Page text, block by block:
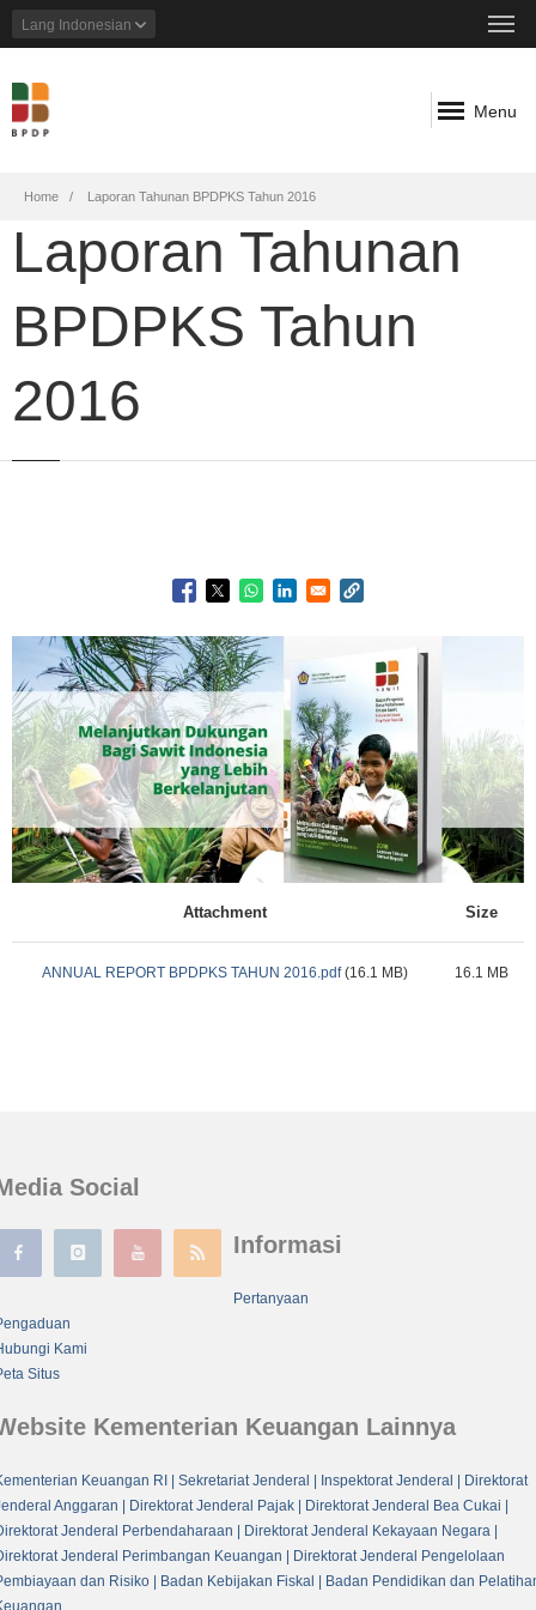
Lang Indonesian
Menu
Breadcrumb
Home Laporan Tahunan BPDPKS Tahun 2016
Laporan Tahunan
BPDPKS Tahun
2016
Image
Attachment Size
ANNUAL REPORT BPDPKS TAHUN 2016.pdf (16.1 MB) 16.1 MB
Social
Informasi
Pertanyaan
Kami
Situs
Kementerian Keuangan Lainnya
Keuangan RI | Sekretariat Jenderal | Inspektorat Jenderal
| Direktorat
Anggaran | Direktorat Jenderal Pajak | Direktorat Jenderal Bea Cukai
Jenderal Perbendaharaan | Direktorat Jenderal Kekayaan Negara
Jenderal Perimbangan Keuangan | Direktorat Jenderal Pengelolaan
dan Risiko | Badan Kebijakan Fiskal
| Badan Pendidikan dan